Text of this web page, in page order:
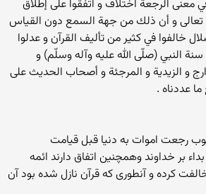
معنى الرجعة اختلاف و اتفقوا على إطلاق
تعالى و أن ذلك من جهة السمع دون القياس
خالفوا في كثير من تأليف القرآن و عدلوا
النبي (صلّى الله عليه وآله وسلّم) و
و الزيدية و المرجئة و أصحاب الحديث على
عددناه .
رجعت اموات به دنیا قبل قیامت
بر خداوند وهمچنین اتفاق دارند ائمه
کرده و آنطوری که قرآن نازل شده بود آن